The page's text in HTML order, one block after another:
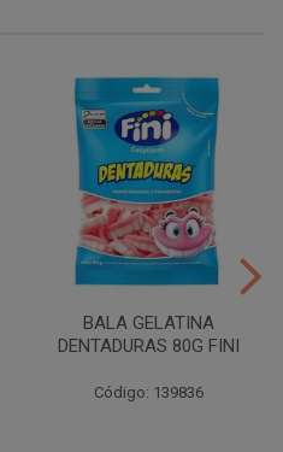
BALA GELATINA
DENTADURAS 80G FINI
Código: 139836